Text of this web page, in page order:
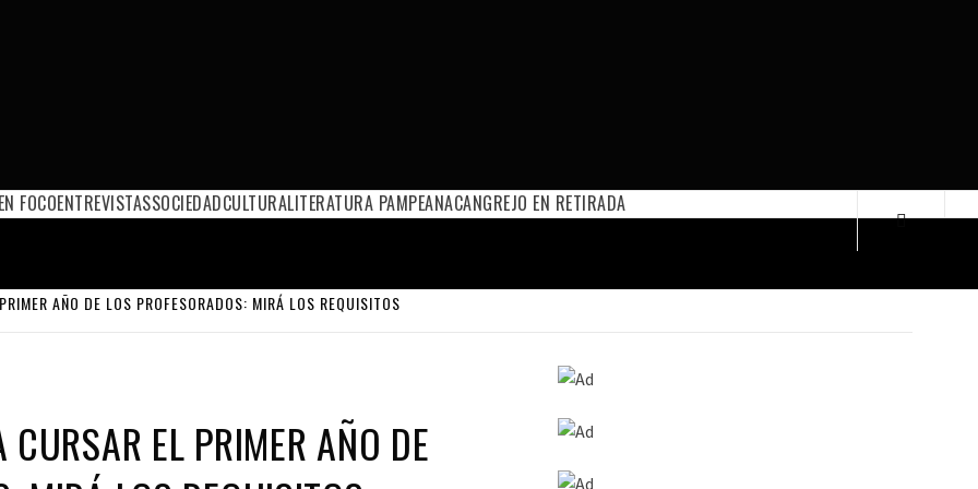
EN FOCOENTREVISTASSOCIEDADCULTURALITERATURA PAMPEANACANGREJO EN RETIRADA
AÑO DE LOS PROFESORADOS: MIRÁ LOS REQUISITOS
CURSAR EL PRIMER AÑO DE